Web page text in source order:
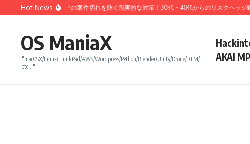
コンテンツへスキップ
Hot News
ランスエンジニアの案件切れを防ぐ現実的な対策｜30代・40代からのリスクヘッジ戦略
OS ManiaX
"macOSX/Linux/ThinkPad/AWS/Wordpress/Python/Blender/Unity/Drone/DTM/
etc…"
AKAI